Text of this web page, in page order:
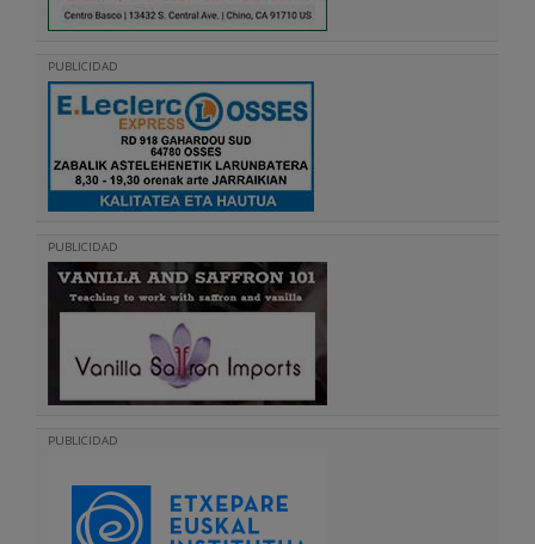
PUBLICIDAD
PUBLICIDAD
PUBLICIDAD